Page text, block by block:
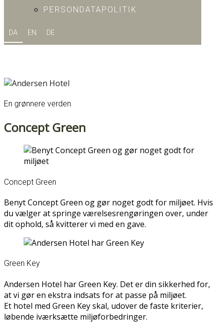
PERSONDATAPOLITIK
DA EN DE
En grønnere verden
Concept Green
Concept Green
Benyt Concept Green og gør noget godt for miljøet. Hvis
du vælger at springe værelsesrengøringen over, under
dit ophold, så kvitterer vi med en gave.
Green Key
Andersen Hotel har Green Key. Det er din sikkerhed for,
at vi gør en ekstra indsats for at passe på miljøet.
Et hotel med Green Key skal, udover de faste kriterier,
løbende iværksætte miljøforbedringer.